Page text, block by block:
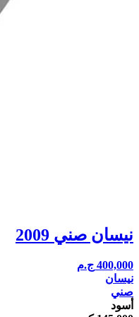
نيسان صني 2009
400,000 ج.م
نيسان
صني
أسود